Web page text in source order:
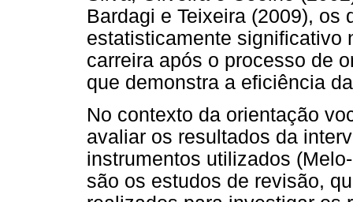
Bardagi e Teixeira (2009), os
estatisticamente significativo
carreira após o processo de
que demonstra a eficiência
No contexto da orientação
avaliar os resultados da
instrumentos utilizados
são os estudos de revisão,